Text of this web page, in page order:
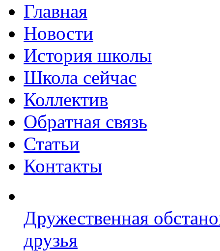
Главная
Новости
История школы
Школа сейчас
Коллектив
Обратная связь
Статьи
Контакты
Дружественная
друзья